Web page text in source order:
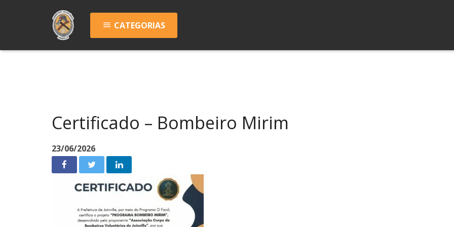
menu CATEGORIAS
Certificado – Bombeiro Mirim
23/06/2026